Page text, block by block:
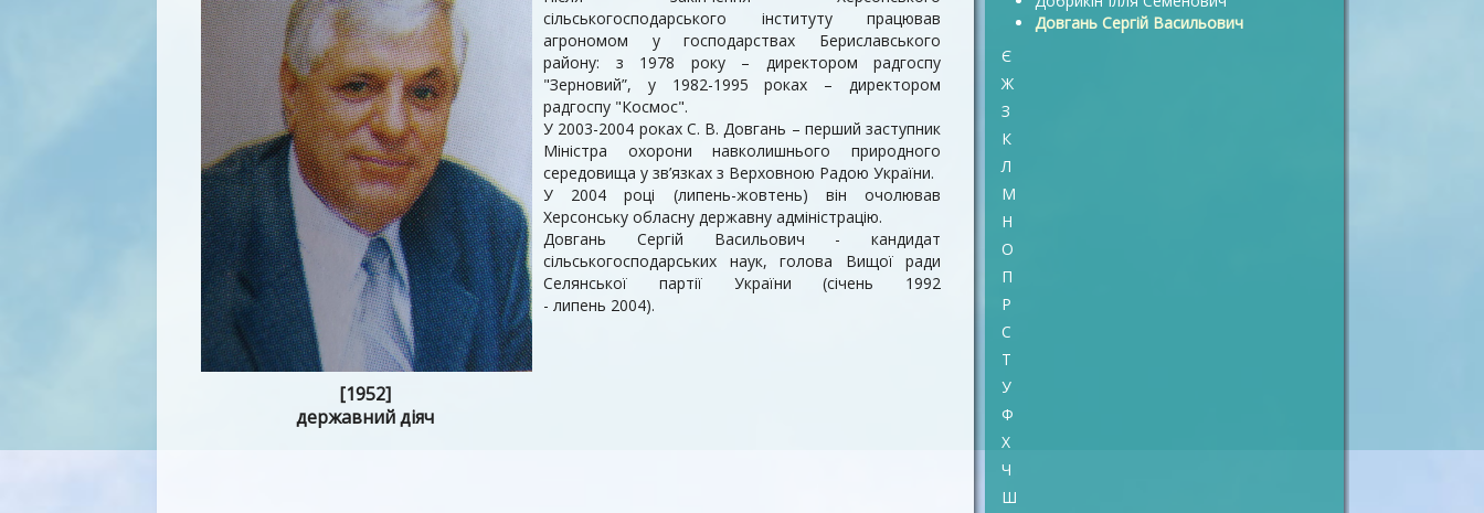
Довгань Сергій Васильович
Є
Ж
З
К
Л
М
Н
О
П
Р
C
Т
У
Ф
Х
Ч
Ш
[1952]
державний діяч
сільськогосподарського інституту працював
агрономом у господарствах Бериславського
району: з 1978 року – директором радгоспу
"Зерновий”, у 1982-1995 роках – директором
радгоспу "Космос".
У 2003-2004 роках С. В. Довгань – перший заступник
Міністра охорони навколишнього природного
середовища у зв’язках з Верховною Радою України.
У 2004 році (липень-жовтень) він очолював
Херсонську обласну державну адміністрацію.
Довгань Сергій Васильович - кандидат
сільськогосподарських наук, голова Вищої ради
Селянської партії України (січень 1992
- липень 2004).